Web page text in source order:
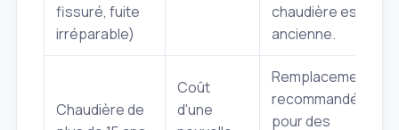
fissuré, fuite
irréparable)
chaudière est
ancienne.
Chaudière de
Coût
d'une
Remplacement
recommandé
pour des